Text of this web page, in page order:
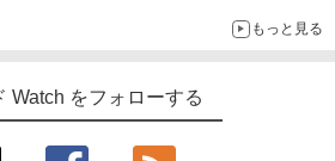
もっと見る
Watch をフォローする